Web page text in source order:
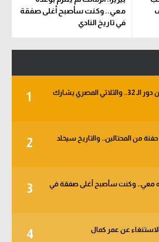
معي.. وكنت سأصبح أغلى صفقة
في تاريخ النادي
1
خبر في الجول - الأهلي يبدأ من دور الـ 32.. والثلاثي المصري يشارك
2
من المحتالين.. والتاريخ سيخلد
3
معي.. وكنت سأصبح أغلى صفقة في
4 عن عمر كمال